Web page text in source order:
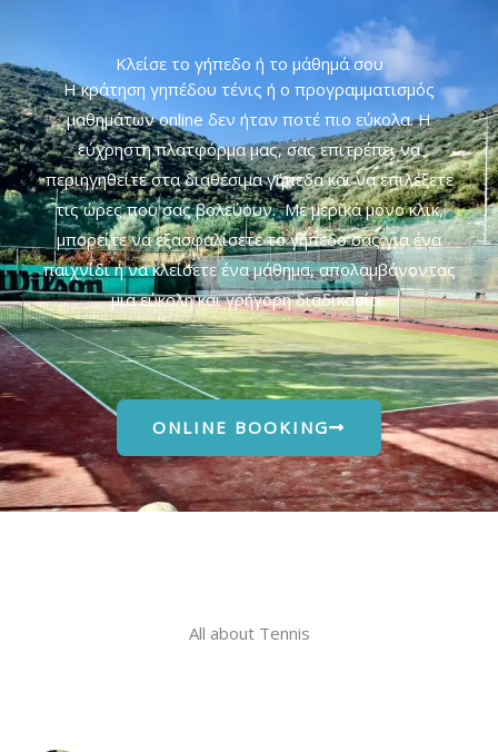
Κλείσε το γήπεδο ή το μάθημά σου
Η κράτηση γηπέδου τένις ή ο προγραμματισμός
μαθημάτων online δεν ήταν ποτέ πιο εύκολα. Η
εύχρηστη πλατφόρμα μας, σας επιτρέπει να
περιηγηθείτε στα διαθέσιμα γήπεδα και να επιλέξετε
τις ώρες που σας βολεύουν. Με μερικά μόνο κλικ,
μπορείτε να εξασφαλίσετε το γήπεδο σας για ένα
παιχνίδι ή να κλείσετε ένα μάθημα, απολαμβάνοντας
μια εύκολη και γρήγορη διαδικασία.
ONLINE BOOKING
All about Tennis